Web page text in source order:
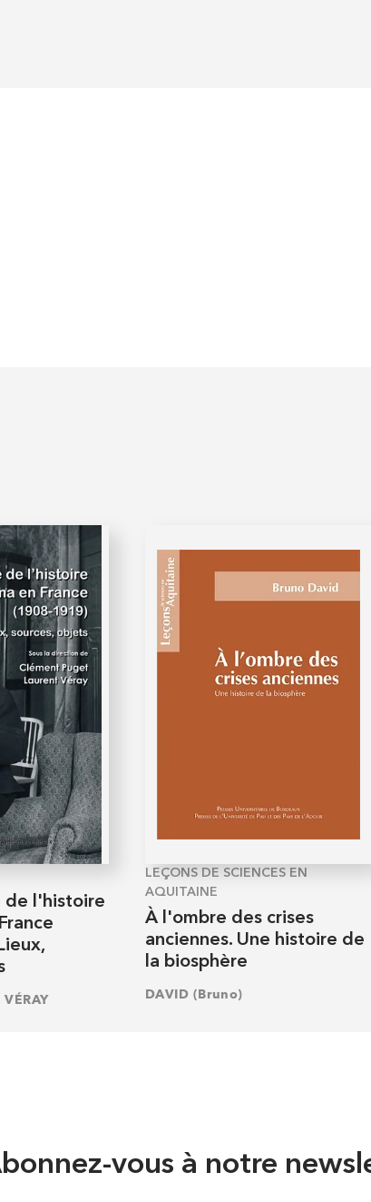
de l'histoire
VÉRAY
LEÇONS DE SCIENCES EN
AQUITAINE
À l'ombre des crises
anciennes. Une histoire de
la biosphère
DAVID (Bruno)
vous à notre